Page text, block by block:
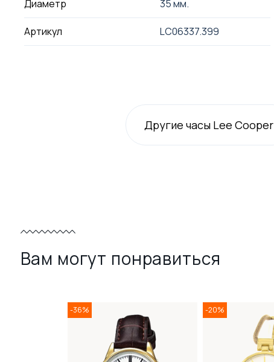
Диаметр 35 мм.
Артикул LC06337.399
Другие часы Lee Cooper
Вам могут понравиться
-36% -20%